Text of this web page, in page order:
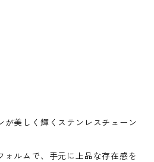
が美しく輝くステンレスチェーン
ォルムで、手元に上品な存在感を